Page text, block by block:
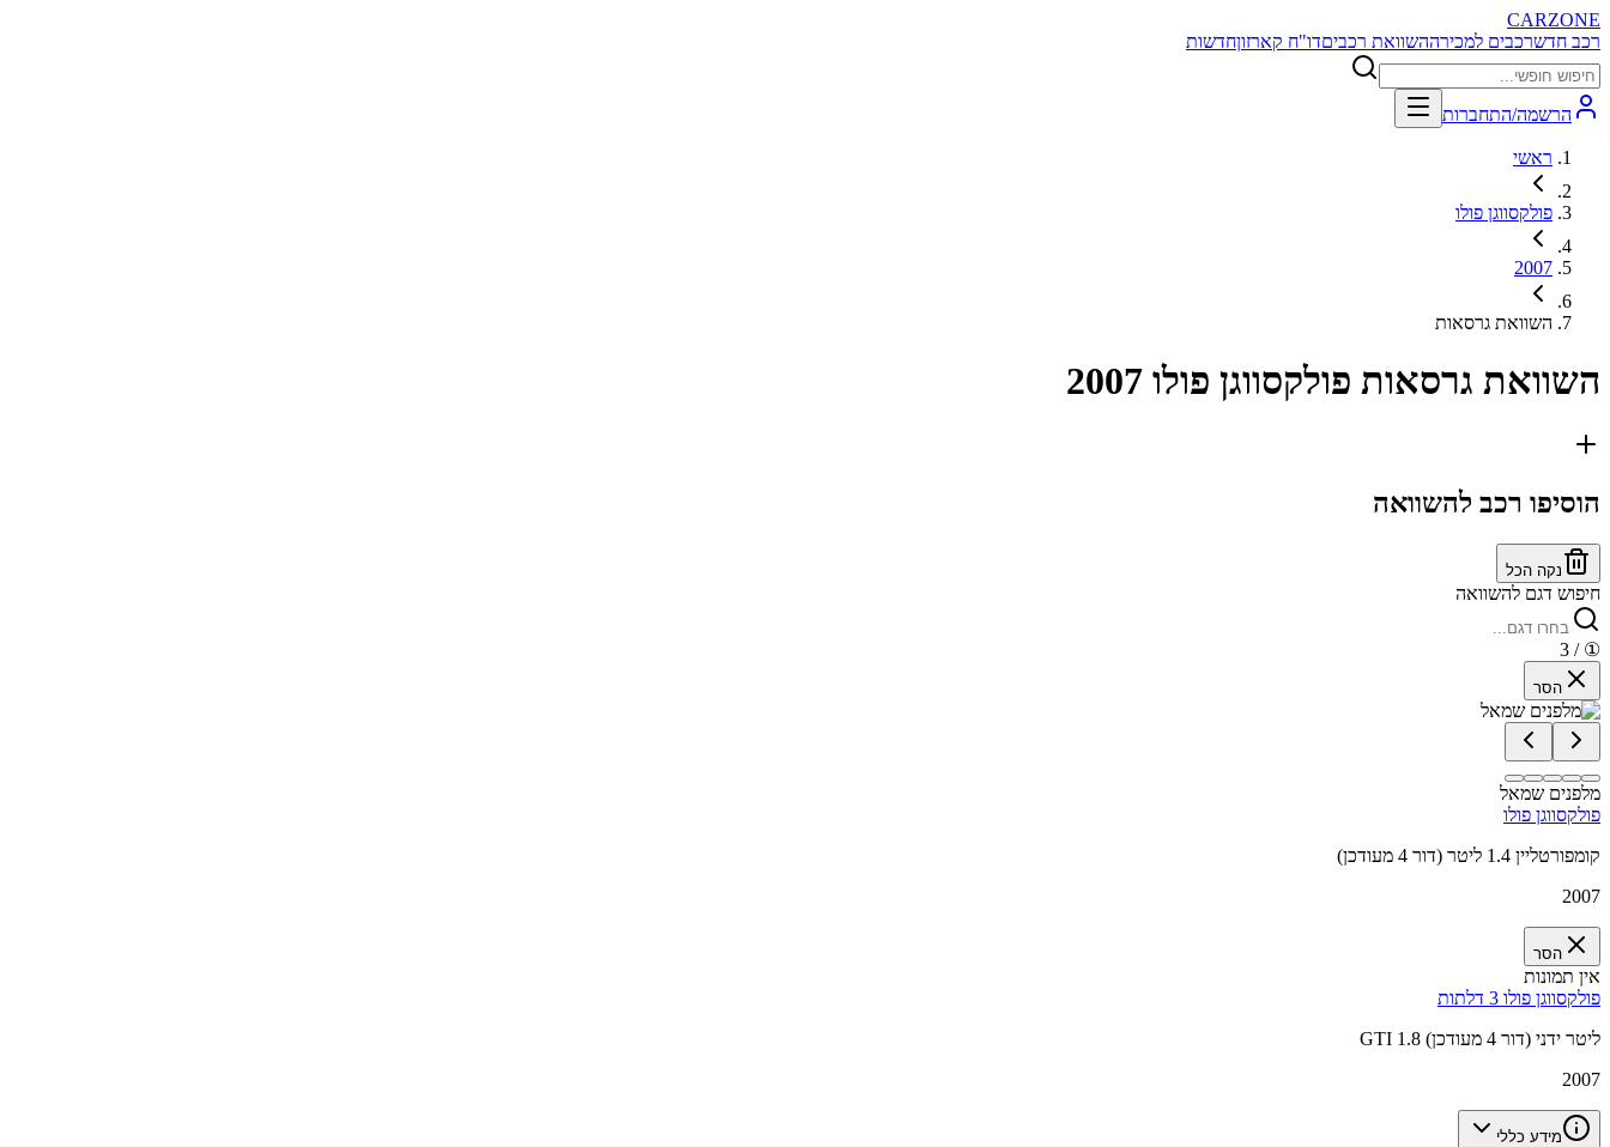
CARZONE
רכב חדשרכבים למכירההשוואת רכביםדו"ח קארזוןחדשות
הרשמה/התחברות
ראשי
פולקסווגן פולו
2007
השוואת גרסאות
השוואת גרסאות פולקסווגן פולו 2007
הוסיפו רכב להשוואה
נקה הכל
חיפוש דגם להשוואה
①
/ 3
הסר
מלפנים שמאל
פולקסווגן פולו
קומפורטליין 1.4 ליטר (דור 4 מעודכן)
2007
הסר
אין תמונות
פולקסווגן פולו 3 דלתות
GTI 1.8 ליטר ידני (דור 4 מעודכן)
2007
מידע כללי